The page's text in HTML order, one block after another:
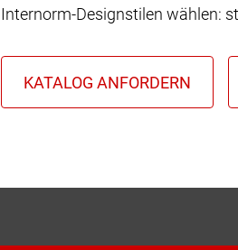
Internorm-Designstilen wählen: